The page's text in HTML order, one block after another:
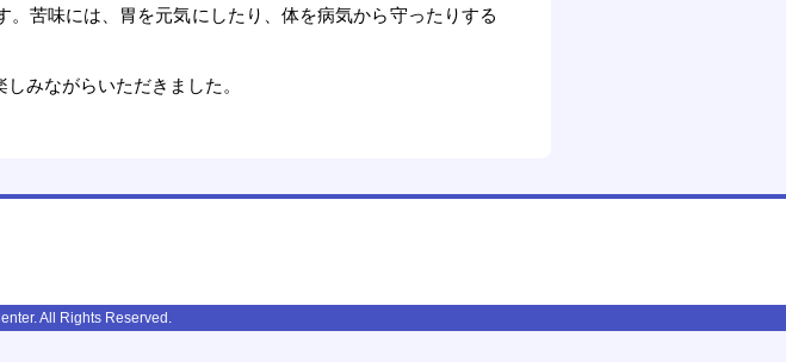
苦味には、胃を元気にしたり、体を病気から守ったりする
みながらいただきました。
All Rights Reserved.